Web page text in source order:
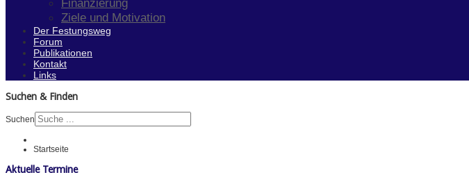
Finanzierung
Ziele und Motivation
Der Festungsweg
Forum
Publikationen
Kontakt
Links
Suchen & Finden
Suchen
Startseite
Aktuelle Termine